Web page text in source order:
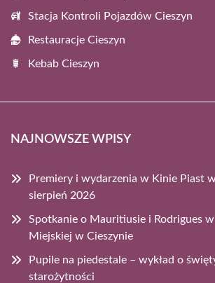
Stacja Kontroli Pojazdów Cieszyn
Restauracje Cieszyn
Kebab Cieszyn
NAJNOWSZE WPISY
Premiery i wydarzenia w Kinie Piast
sierpień 2026
Spotkanie o Mauritiusie i Rodrigues
Miejskiej w Cieszynie
Pupile na piedestale – wykład o
starożytności